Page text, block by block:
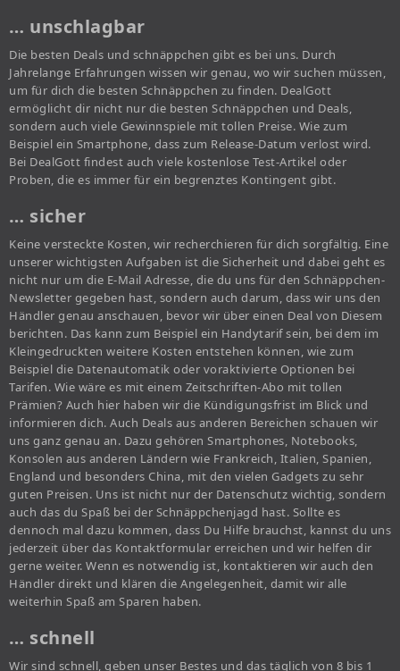
… unschlagbar
Die besten Deals und schnäppchen gibt es bei uns. Durch
Jahrelange Erfahrungen wissen wir genau, wo wir suchen müssen,
um für dich die besten Schnäppchen zu finden. DealGott
ermöglicht dir nicht nur die besten Schnäppchen und Deals,
sondern auch viele Gewinnspiele mit tollen Preise. Wie zum
Beispiel ein Smartphone, dass zum Release-Datum verlost wird.
Bei DealGott findest auch viele kostenlose Test-Artikel oder
Proben, die es immer für ein begrenztes Kontingent gibt.
… sicher
Keine versteckte Kosten, wir recherchieren für dich sorgfältig. Eine
unserer wichtigsten Aufgaben ist die Sicherheit und dabei geht es
nicht nur um die E-Mail Adresse, die du uns für den Schnäppchen-
Newsletter gegeben hast, sondern auch darum, dass wir uns den
Händler genau anschauen, bevor wir über einen Deal von Diesem
berichten. Das kann zum Beispiel ein Handytarif sein, bei dem im
Kleingedruckten weitere Kosten entstehen können, wie zum
Beispiel die Datenautomatik oder voraktivierte Optionen bei
Tarifen. Wie wäre es mit einem Zeitschriften-Abo mit tollen
Prämien? Auch hier haben wir die Kündigungsfrist im Blick und
informieren dich. Auch Deals aus anderen Bereichen schauen wir
uns ganz genau an. Dazu gehören Smartphones, Notebooks,
Konsolen aus anderen Ländern wie Frankreich, Italien, Spanien,
England und besonders China, mit den vielen Gadgets zu sehr
guten Preisen. Uns ist nicht nur der Datenschutz wichtig, sondern
auch das du Spaß bei der Schnäppchenjagd hast. Sollte es
dennoch mal dazu kommen, dass Du Hilfe brauchst, kannst du uns
jederzeit über das Kontaktformular erreichen und wir helfen dir
gerne weiter. Wenn es notwendig ist, kontaktieren wir auch den
Händler direkt und klären die Angelegenheit, damit wir alle
weiterhin Spaß am Sparen haben.
… schnell
Wir sind schnell, geben unser Bestes und das täglich von 8 bis 1